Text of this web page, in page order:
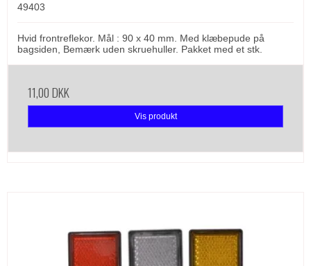
49403
Hvid frontreflekor. Mål : 90 x 40 mm. Med klæbepude på
bagsiden, Bemærk uden skruehuller. Pakket med et stk.
11,00 DKK
Vis produkt